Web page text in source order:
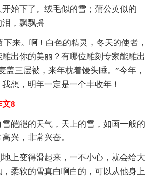
始下了。绒毛似的雪；蒲公英似的
泪，飘飘摇
下来。啊！白色的精灵，冬天的使者，
出你的美丽？有哪位雕刻专家能雕出
盖三层被，来年枕着馒头睡。”今年，
想，明年一定是一个丰收年！
文8
雪皑皑的天气，天上的雪，如画一般的
兴，非常兴奋。
地上变得滑起来，一不小心，就会给大
柔软的雪真白啊白的，可以从他身上